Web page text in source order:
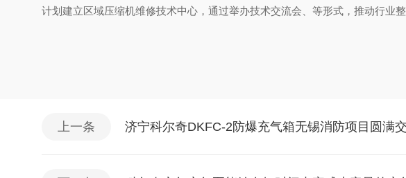
计划建立区域压缩机维修技术中心，通过举办技术交流会、等形式，推动行业
上一条 济宁科尔奇DKFC-2防爆充气箱无锡消防项目圆满